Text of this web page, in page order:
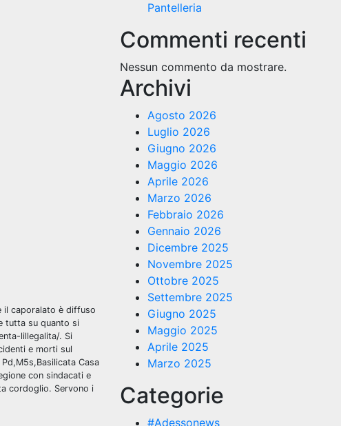
il caporalato è diffuso
tutta su quanto si
lillegalita/. Si
e morti sul
Casa
con sindacati e
cordoglio. Servono i
Pantelleria
Commenti recenti
Nessun commento da mostrare.
Archivi
Agosto 2026
Luglio 2026
Giugno 2026
Maggio 2026
Aprile 2026
Marzo 2026
Febbraio 2026
Gennaio 2026
Dicembre 2025
Novembre 2025
Ottobre 2025
Settembre 2025
Giugno 2025
Maggio 2025
Aprile 2025
Marzo 2025
Categorie
#Adessonews